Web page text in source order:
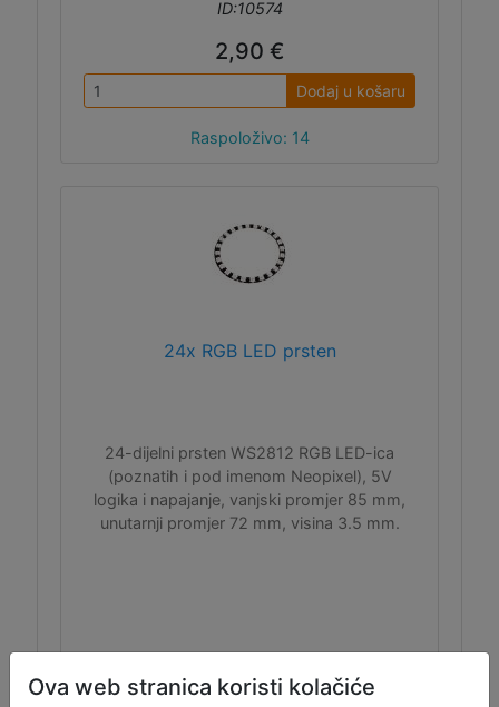
ID:10574
2,90 €
Dodaj u košaru
Raspoloživo: 14
24x RGB LED prsten
24-dijelni prsten WS2812 RGB LED-ica
(poznatih i pod imenom Neopixel), 5V
logika i napajanje, vanjski promjer 85 mm,
unutarnji promjer 72 mm, visina 3.5 mm.
Ova web stranica koristi kolačiće